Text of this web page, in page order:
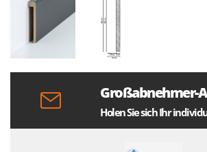
Großabnehmer-
Holen Sie sich Ihr